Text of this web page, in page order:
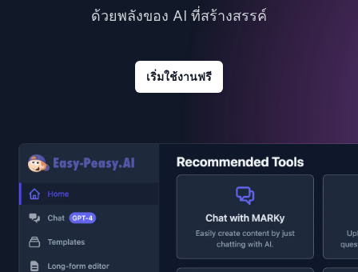
ด้วยพลังของ AI ที่สร้างสรรค์
เริ่มใช้งานฟรี